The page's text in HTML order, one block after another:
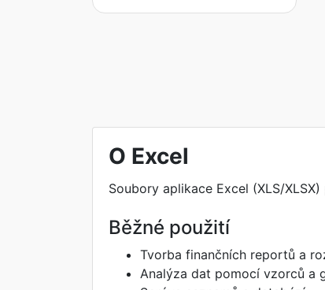
O Excel
Soubory aplikace Excel (XLS/
Běžné použití
Tvorba finančních reportů a
Analýza dat pomocí vzorců a